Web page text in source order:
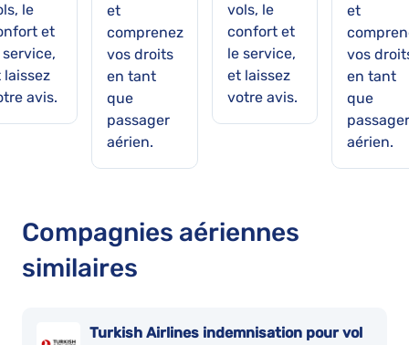
le
et
laissez
avis.
et
comprenez
vos droits
en tant
que
passager
aérien.
vols, le
confort et
le service,
et laissez
votre avis.
et
vos
en tant
que
passager
aérien.
Compagnies aériennes
similaires
Turkish Airlines indemnisation pour vol